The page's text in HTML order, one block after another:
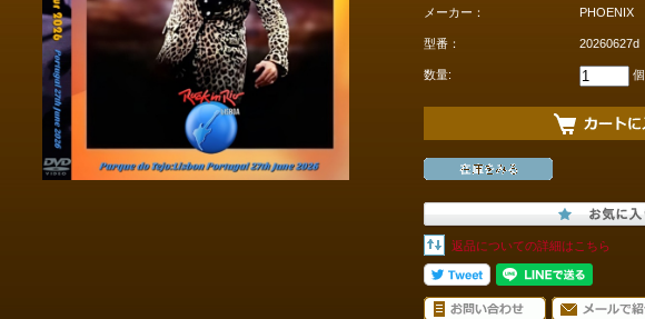
メーカー： PHOENIX
型番： 20260627d
数量: 個
返品についての詳細はこちら